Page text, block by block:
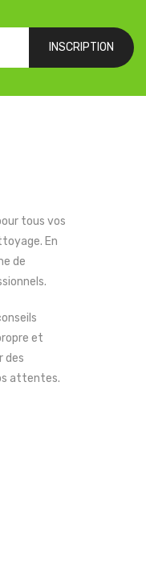
INSCRIPTION
tous vos
En
de
et
des
attentes.